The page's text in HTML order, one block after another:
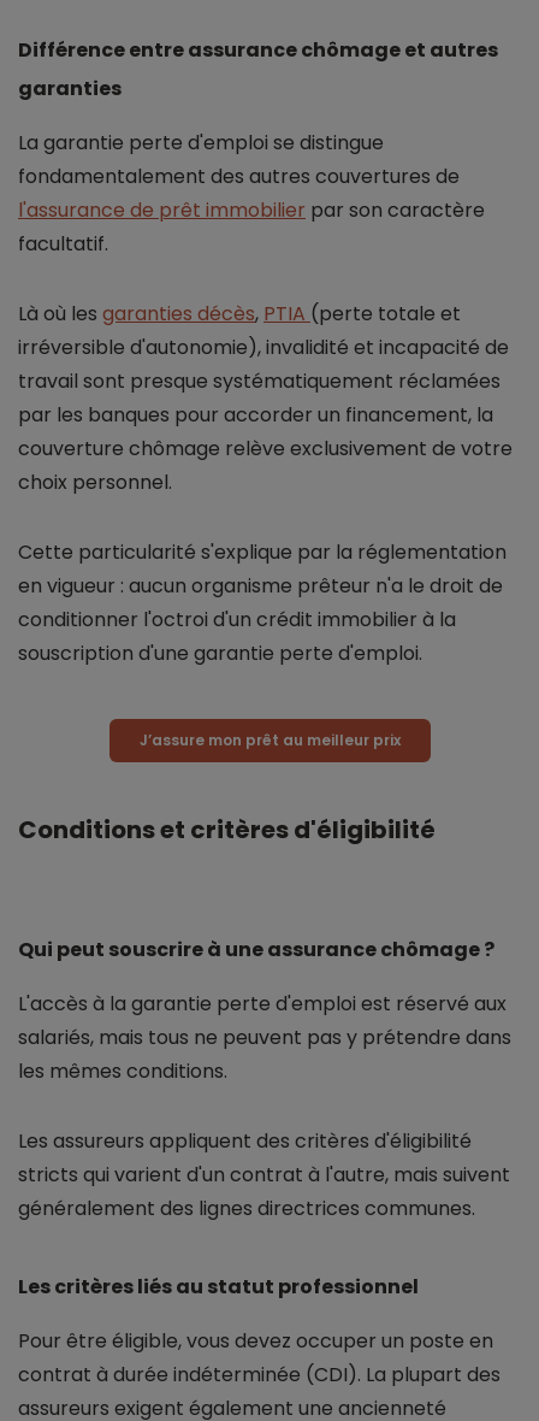
Différence entre assurance chômage et autres
garanties
La garantie perte d'emploi se distingue
fondamentalement des autres couvertures de
l'assurance de prêt immobilier par son caractère
facultatif.
Là où les garanties décès, PTIA (perte totale et
irréversible d'autonomie), invalidité et incapacité de
travail sont presque systématiquement réclamées
par les banques pour accorder un financement, la
couverture chômage relève exclusivement de votre
choix personnel.
Cette particularité s'explique par la réglementation
en vigueur : aucun organisme prêteur n'a le droit de
conditionner l'octroi d'un crédit immobilier à la
souscription d'une garantie perte d'emploi.
J’assure mon prêt au meilleur prix
Conditions et critères d'éligibilité
Qui peut souscrire à une assurance chômage ?
L'accès à la garantie perte d'emploi est réservé aux
salariés, mais tous ne peuvent pas y prétendre dans
les mêmes conditions.
Les assureurs appliquent des critères d'éligibilité
stricts qui varient d'un contrat à l'autre, mais suivent
généralement des lignes directrices communes.
Les critères liés au statut professionnel
Pour être éligible, vous devez occuper un poste en
contrat à durée indéterminée (CDI). La plupart des
assureurs exigent également une ancienneté